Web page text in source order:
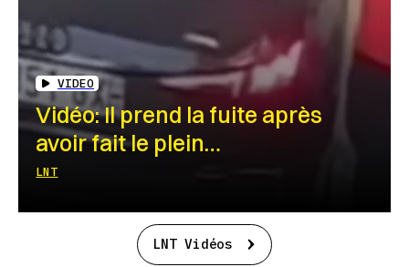
VIDEO
Vidéo: Il prend la fuite après
avoir fait le plein…
LNT
LNT Vidéos